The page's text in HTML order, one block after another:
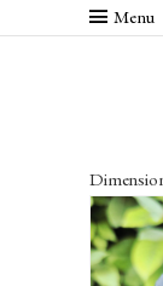
Menu